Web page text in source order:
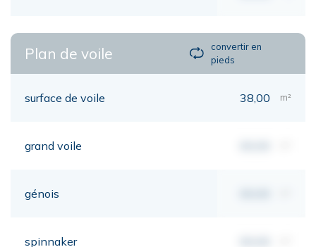
Plan de voile
convertir en
pieds
surface de voile 38,00 m²
grand voile
génois
spinnaker